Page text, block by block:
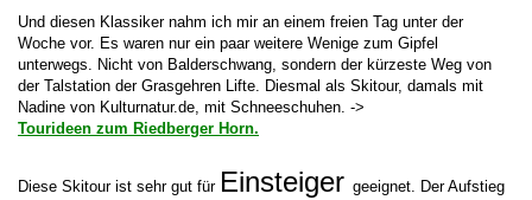
Und diesen Klassiker nahm ich mir an einem freien Tag unter der
Woche vor. Es waren nur ein paar weitere Wenige zum Gipfel
unterwegs. Nicht von Balderschwang, sondern der kürzeste Weg von
der Talstation der Grasgehren Lifte. Diesmal als Skitour, damals mit
Nadine von Kulturnatur.de, mit Schneeschuhen. ->
Tourideen zum Riedberger Horn.
Diese Skitour ist sehr gut für Einsteiger geeignet. Der Aufstieg